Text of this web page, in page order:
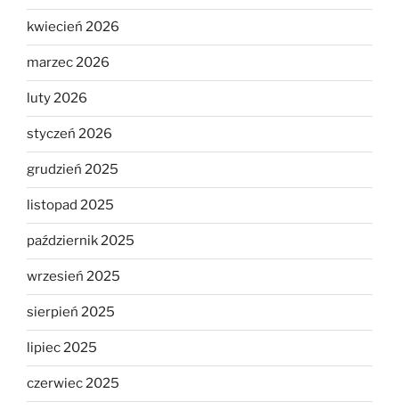
kwiecień 2026
marzec 2026
luty 2026
styczeń 2026
grudzień 2025
listopad 2025
październik 2025
wrzesień 2025
sierpień 2025
lipiec 2025
czerwiec 2025